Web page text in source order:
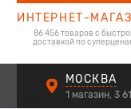
ИНТЕРНЕТ-
86 456 товаров с
доставкой по
МОСКВА
1 магазин, 3